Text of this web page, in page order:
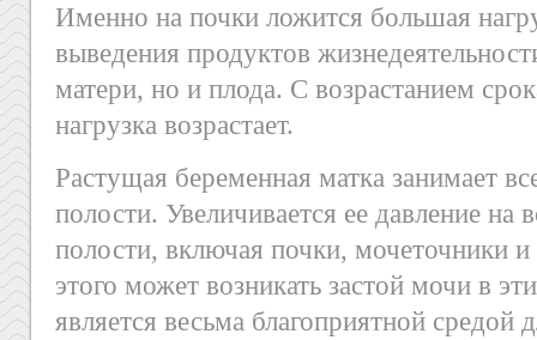
Именно на почки ложится большая
выведения продуктов
матери, но и плода. С возрастанием
нагрузка возрастает.
Растущая беременная матка занимает
полости. Увеличивается ее давление
полости, включая почки, мочеточники
этого может возникать застой мочи в
является весьма благоприятной средой